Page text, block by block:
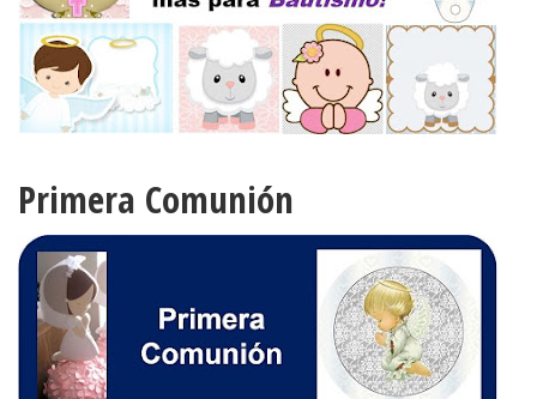
Primera Comunión